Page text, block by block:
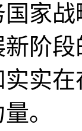
家
阶
实
。